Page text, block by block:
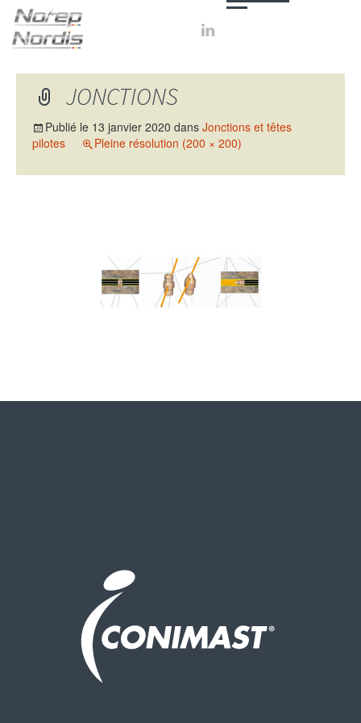

JONCTIONS
Publié le 13 janvier 2020 dans Jonctions et têtes
pilotes
Pleine résolution (200 × 200)